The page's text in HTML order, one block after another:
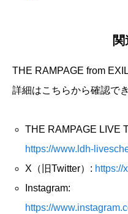
THE RAMPAGE from
詳細はこちらから確認でき
THE RAMPAGE LIVE
https://www.ldh-
X（旧Twitter）: https://
Instagram:
https://